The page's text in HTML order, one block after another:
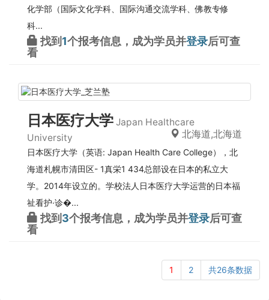
化学部（国际文化学科、国际沟通交流学科、佛教专修
科...
找到 1个报考信息，成为学员并登录后可查
看
日本医疗大学 Japan Healthcare
University
北海道,北海道
日本医疗大学（英语: Japan Health Care College），北
海道札幌市清田区- 1真栄1 434总部设在日本的私立大
学。2014年设立的。学校法人日本医疗大学运营的日本福
祉看护·诊�...
找到 3个报考信息，成为学员并登录后可查
看
1 2 共26条数据